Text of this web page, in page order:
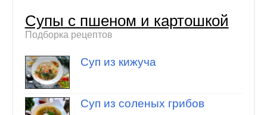
Супы с пшеном и картошкой
Подборка рецептов
Суп из кижуча
Суп из соленых грибов